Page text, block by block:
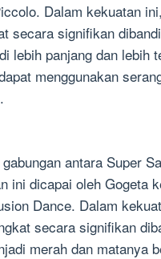
Dalam kekuatan
secara signifikan
lebih panjang dan lebih
menggunakan
antara Super
ini dicapai oleh Gogeta
Dance. Dalam
secara signifikan
merah dan matanya